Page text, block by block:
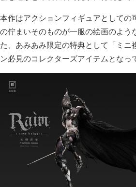
本作はアクションフィギュアとしての
の佇まいそのものが一服の絵画のよう
た、あみあみ限定の特典として「ミニ
ン必見のコレクターズアイテムとなっ